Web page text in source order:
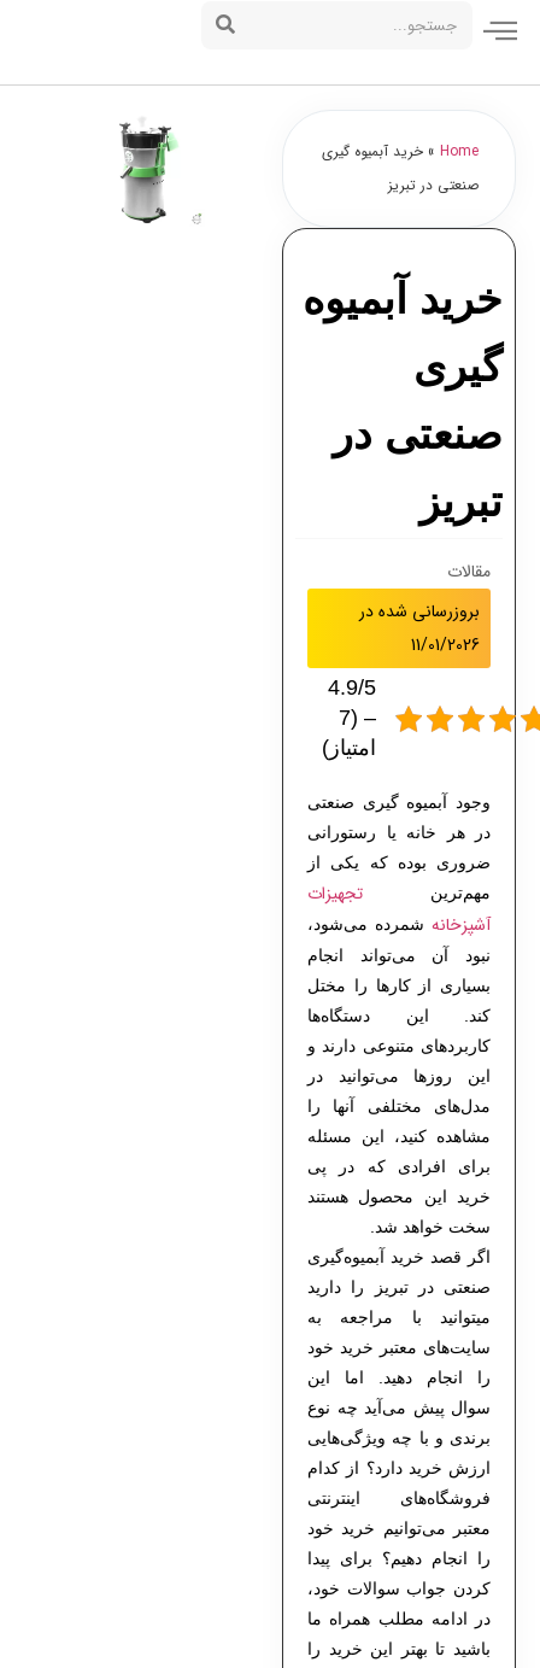
Home
» خرید آبمیوه گیری
صنعتی در تبریز
خرید آبمیوه
گیری
صنعتی در
تبریز
مقالات
بروزرسانی شده در
11/01/2026
4.9/5
– (7
امتیاز)
وجود آبمیوه‌ گیری صنعتی
در هر خانه‌ یا رستورانی
ضروری بوده که یکی از
مهم‌ترین
تجهیزات
آشپزخانه شمرده می‌شود،
نبود آن می‌تواند انجام
بسیاری از کارها را مختل
کند. این دستگاه‌ها
کاربردهای متنوعی دارند و
این روزها می‌توانید در
مدل‌های مختلفی آنها را
مشاهده کنید، این مسئله
برای افرادی که در پی
خرید این محصول هستند
سخت خواهد شد.
اگر قصد خرید آبمیوه‌گیری
صنعتی در تبریز را دارید
میتوانید با مراجعه به
سایت‌های معتبر خرید خود
را انجام دهید. اما این
سوال پیش می‌آید چه نوع
برندی و با چه ویژگی‌هایی
ارزش خرید دارد؟ از کدام
فروشگاه‌های اینترنتی
معتبر می‌توانیم خرید خود
را انجام دهیم؟ برای پیدا
کردن جواب سوالات خود،
در ادامه مطلب همراه ما
باشید تا بهتر این خرید را